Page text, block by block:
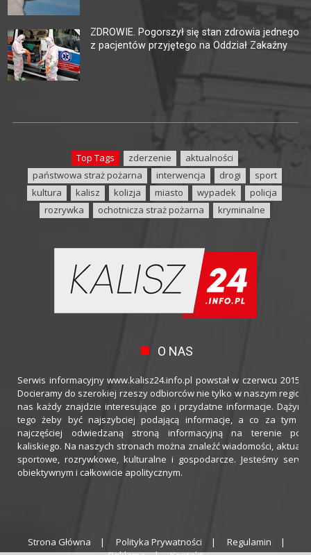
ZDROWIE. Pogorszył się stan zdrowia jednego
z pacjentów przyjętego na Oddział Zakaźny
Top Tags zderzenie
aktualności
państwowa straż pożarna
interwencja drogi
sport
kultura
kalisz kolizja miasto wypadek
policja
rozrywka
ochotnicza straż pożarna kryminalne
O NAS
Serwis informacyjny www.kalisz24.info.pl powstał w czerwcu 2015
Docieramy do szerokiej rzeszy odbiorców nie tylko w naszym
nas każdy znajdzie interesujące go i przydatne informacje.
tego żeby być najszybciej podającą informacje, a co za tym
najczęściej odwiedzaną stroną informacyjną na terenie
kaliskiego. Na naszych stronach można znaleźć wiadomości,
sportowe, rozrywkowe, kulturalne i gospodarcze. Jesteśmy
obiektywnym i całkowicie apolitycznym.
Strona Główna Polityka Prywatności
Regulamin